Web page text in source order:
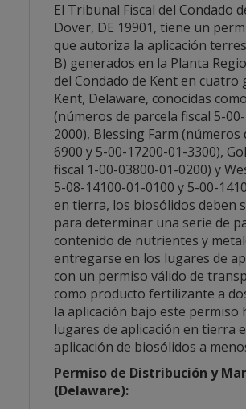
El Tribunal Fiscal del Condado
Dover, DE 19901, tiene un
que autoriza la aplicación
B) generados en la Planta
del Condado de Kent en cuatro
Kent, Delaware, conocidas
(números de parcela fiscal 5-
2000), Blessing Farm
6900 y 5-00-17200-01-3300),
fiscal 1-00-03800-01-0200) y
5-08-14100-01-0100 y 5-00-
en tierra, los biosólidos deben
para determinar una serie de
contenido de nutrientes y
entregarse en los lugares de
con un permiso válido de
como producto fertilizante a
la aplicación bajo este permiso
lugares de aplicación en tierra
aplicación de biosólidos a
Permiso de Distribución y
(Delaware):